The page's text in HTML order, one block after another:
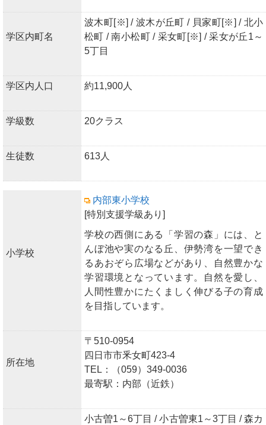
学区内町名
波木町[※] / 波木が丘町 / 貝家町[※] / 北小
松町 / 南小松町 / 采女町[※] / 采女が丘1～
5丁目
学区内人口 約11,900人
学級数 20クラス
生徒数 613人
小学校
内部東小学校
[特別支援学級あり]
学校の西側にある「学習の森」には、と
んぼ池や実のなる丘、伊勢湾を一望でき
るあおぞら広場などがあり、自然豊かな
学習環境となっています。自然を愛し、
人間性豊かにたくましく伸びる子の育成
を目指しています。
所在地
〒510-0954
四日市市釆女町423-4
TEL：（059）349-0036
最寄駅：内部（近鉄）
小古曽1～6丁目 / 小古曽東1～3丁目 / 森カ